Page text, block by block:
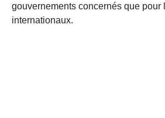
gouvernements concernés que pour
internationaux.